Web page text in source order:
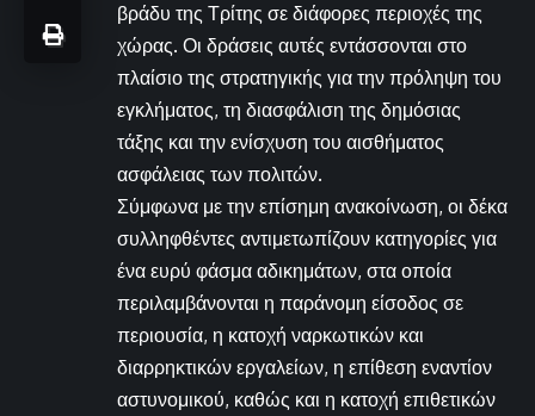
βράδυ της Τρίτης σε διάφορες περιοχές της
χώρας. Οι δράσεις αυτές εντάσσονται στο
πλαίσιο της στρατηγικής για την πρόληψη του
εγκλήματος, τη διασφάλιση της δημόσιας
τάξης και την ενίσχυση του αισθήματος
ασφάλειας των πολιτών.
Σύμφωνα με την επίσημη ανακοίνωση, οι δέκα
συλληφθέντες αντιμετωπίζουν κατηγορίες για
ένα ευρύ φάσμα αδικημάτων, στα οποία
περιλαμβάνονται η παράνομη είσοδος σε
περιουσία, η κατοχή ναρκωτικών και
διαρρηκτικών εργαλείων, η επίθεση εναντίον
αστυνομικού, καθώς και η κατοχή επιθετικών